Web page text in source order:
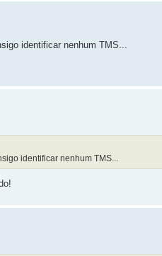
identificar nenhum TMS...
identificar nenhum TMS...